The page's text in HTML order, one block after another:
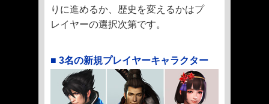
りに進めるか、歴史を変えるかはプ
レイヤーの選択次第です。
■ 3名の新規プレイヤーキャラクター